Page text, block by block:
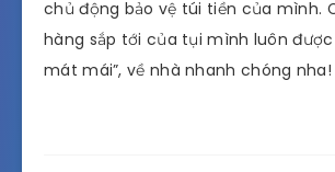
chủ động bảo vệ túi tiền của mình.
hàng sắp tới của tụi mình luôn được
mát mái”, về nhà nhanh chóng nha!